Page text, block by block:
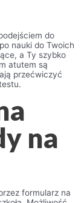
do
nauki do Twoich
a Ty szybko
atutem są
przećwiczyć
na
formularz na